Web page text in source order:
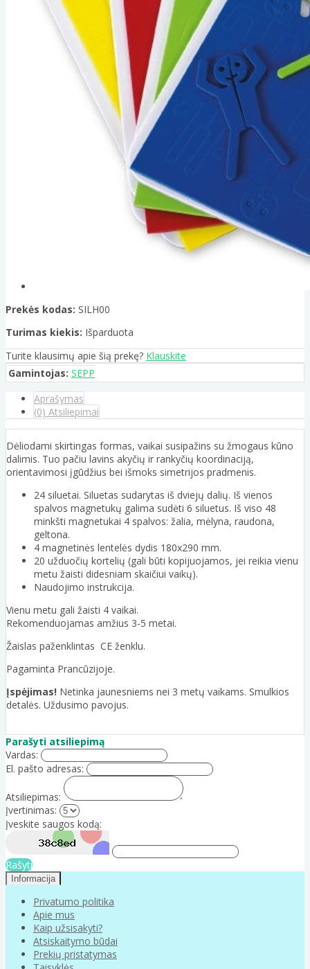
Prekės kodas: SILH00
Turimas kiekis: Išparduota
Turite klausimų apie šią prekę? Klauskite
Gamintojas: SEPP
Aprašymas
(0) Atsiliepimai
Dėliodami skirtingas formas, vaikai susipažins su žmogaus kūno
dalimis. Tuo pačiu lavins akyčių ir rankyčių koordinaciją,
orientavimosi įgūdžius bei išmoks simetrijos pradmenis.
24 siluetai. Siluetas sudarytas iš dviejų dalių. Iš vienos
spalvos magnetukų galima sudėti 6 siluetus. Iš viso 48
minkšti magnetukai 4 spalvos: žalia, mėlyna, raudona,
geltona.
4 magnetinės lentelės dydis 180x290 mm.
20 užduočių kortelių (gali būti kopijuojamos, jei reikia vienu
metu žaisti didesniam skaičiui vaikų).
Naudojimo instrukcija.
Vienu metu gali žaisti 4 vaikai.
Rekomenduojamas amžius 3-5 metai.
Žaislas paženklintas CE ženklu.
Pagaminta Prancūzijoje.
Įspėjimas! Netinka jaunesniems nei 3 metų vaikams. Smulkios
detalės. Uždusimo pavojus.
Parašyti atsiliepimą
Vardas:
El. pašto adresas:
Atsiliepimas:
Įvertinimas:
Įveskite saugos kodą:
Rašyti
Informacija
Privatumo politika
Apie mus
Kaip užsisakyti?
Atsiskaitymo būdai
Prekių pristatymas